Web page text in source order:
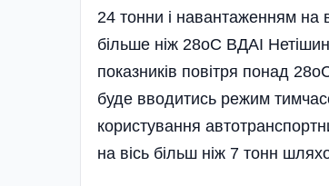
24 тонни і навантаженням на
більше ніж 28оС ВДАІ
показників повітря понад
буде вводитись режим
користування
на вісь більш ніж 7 тонн